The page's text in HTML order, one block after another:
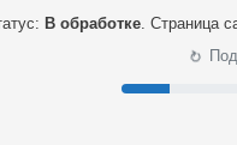
В обработке. Страница
⟳